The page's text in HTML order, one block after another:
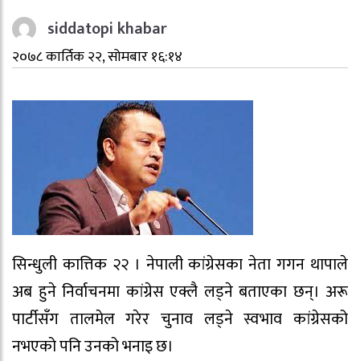
siddatopi khabar
२०७८ कार्तिक २२, सोमबार १६:१४
सिन्धुली कात्तिक २२ । नेपाली कांग्रेसका नेता गगन थापाले
अब हुने निर्वाचनमा कांग्रेस एक्लै लड्ने बताएका छन्। अरू
पार्टीसँग तालमेल गरेर चुनाव लड्ने स्वभाव कांग्रेसको
नभएको पनि उनको भनाइ छ।